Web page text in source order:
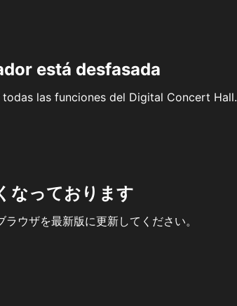
está desfasada
las funciones del Digital Concert Hall.
なっております
ウザを最新版に更新してください。